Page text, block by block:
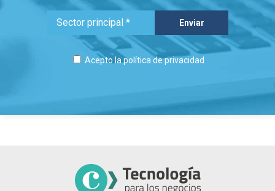
Acepto lapolítica de privacidad